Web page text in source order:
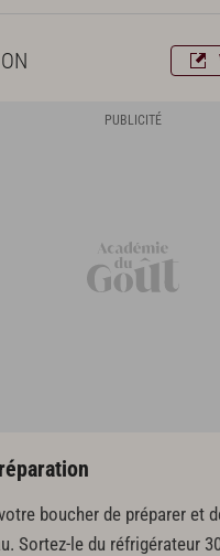
boucher de préparer et
Sortez-le du réfrigérateur